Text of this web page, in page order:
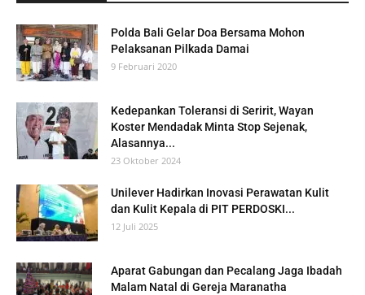
Polda Bali Gelar Doa Bersama Mohon
Pelaksanan Pilkada Damai
9 Februari 2020
Kedepankan Toleransi di Seririt, Wayan
Koster Mendadak Minta Stop Sejenak,
Alasannya...
23 Oktober 2024
Unilever Hadirkan Inovasi Perawatan Kulit
dan Kulit Kepala di PIT PERDOSKI...
12 Juli 2025
Aparat Gabungan dan Pecalang Jaga Ibadah
Malam Natal di Gereja Maranatha